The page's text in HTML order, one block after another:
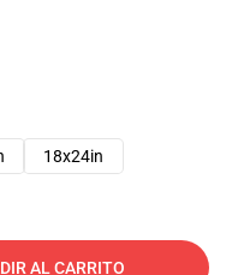
18x24in
AL CARRITO